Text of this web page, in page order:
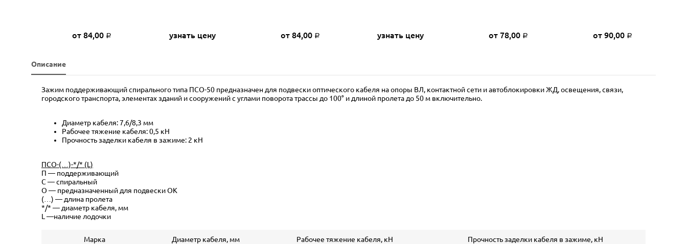
от 84,00 Р узнать цену от 84,00 Р узнать цену от 78,00 Р от 90,00 Р
Описание
Зажим поддерживающий спирального типа ПСО-50 предназначен для подвески оптического кабеля на опоры ВЛ, контактной сети и автоблокировки ЖД, освещения, связи,
городского транспорта, элементах зданий и сооружений с углами поворота трассы до 100° и длиной пролета до 50 м включительно.
Диаметр кабеля: 7,6/8,3 мм
Рабочее тяжение кабеля: 0,5 кН
Прочность заделки кабеля в зажиме: 2 кН
ПСО-(…)-*/* (L)
П — поддерживающий
С — спиральный
О — предназначенный для подвески ОК
(…) — длина пролета
*/* — диаметр кабеля, мм
L —наличие лодочки
Марка Диаметр кабеля, мм Рабочее тяжение кабеля, кН Прочность заделки кабеля в зажиме, кН